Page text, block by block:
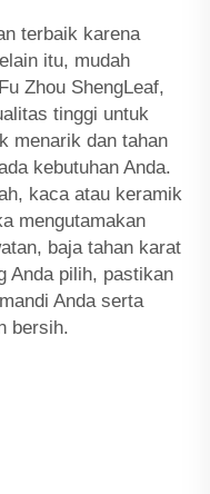
terbaik karena
itu, mudah
Zhou ShengLeaf,
tinggi untuk
menarik dan tahan
kebutuhan Anda.
kaca atau keramik
mengutamakan
baja tahan karat
Anda pilih, pastikan
Anda serta
bersih.